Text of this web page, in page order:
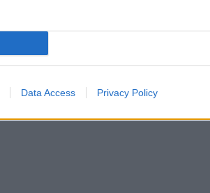
Data Access Privacy Policy